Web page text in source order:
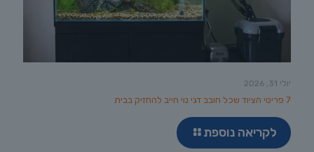
יולי 31, 2026
7 פריטי הציוד שכל חובב דגי נוי חייב להחזיק בבית
לקריאה נוספת